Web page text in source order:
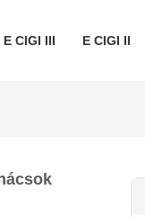
E CIGI III E CIGI II